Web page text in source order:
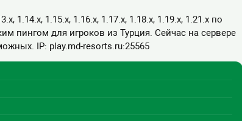
1.14.x, 1.15.x, 1.16.x, 1.17.x, 1.18.x, 1.19.x, 1.21.x по
пингом для игроков из Турция. Сейчас на сервере
IP: play.md-resorts.ru:25565